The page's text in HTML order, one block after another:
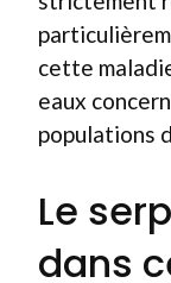
cette
eaux
populations
Le
dans